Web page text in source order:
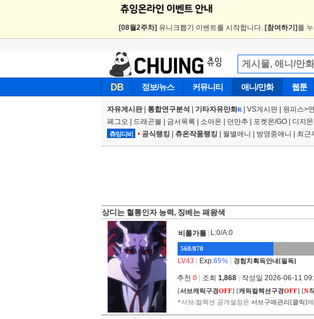
[08월2주차] 유니크뽑기 이벤트를 시작합니다. [참여하기] 를
DB 정보/뉴스 커뮤니티 애니/만화 웹툰
자유게시판| 통합연구분석 기타자유만화R| VS게시판 원피스>
페그오
드래곤볼 금서목록 소아온 던만추 포켓몬/GO 디지몬
츄잉디비 공식랭킹 츄온작품랭킹 월별애니 방영중애니 최근
상디는 혈통인자 능력, 징베는 패왕색
비롤가틀 L:0/A:0
568/870
LV43 Exp.65% 경험치획득안내[필독]
추천 0 조회 1,868 작성일 2026-06-11
[서브캐릭구경OFF] [캐릭컬렉션구경OFF] [N
*서브/컬렉션 공개설정은 서브구매관리[클릭]